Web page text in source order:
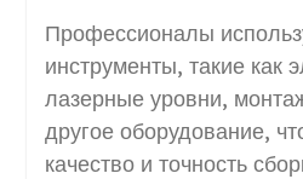
Профессионалы
инструменты, такие как
лазерные уровни,
другое оборудование,
качество и точность